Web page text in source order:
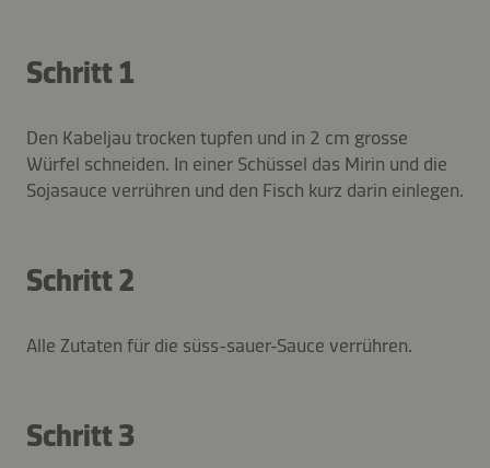
Schritt 1
Den Kabeljau trocken tupfen und in 2 cm grosse
Würfel schneiden. In einer Schüssel das Mirin und die
Sojasauce verrühren und den Fisch kurz darin einlegen.
Schritt 2
Alle Zutaten für die süss-sauer-Sauce verrühren.
Schritt 3